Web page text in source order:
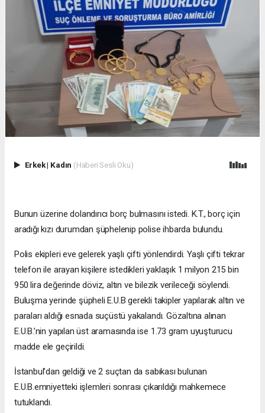
Erkek| Kadın (Haberi Sesli Oku)
Bunun üzerine dolandırıcı borç bulmasını istedi. K.T., borç için
aradığı kızı durumdan şüphelenip polise ihbarda bulundu.
Polis ekipleri eve gelerek yaşlı çifti yönlendirdi. Yaşlı çifti tekrar
telefon ile arayan kişilere istedikleri yaklaşık 1 milyon 215 bin
950 lira değerinde döviz, altın ve bilezik verileceği söylendi.
Buluşma yerinde şüpheli E.U.B gerekli takipler yapılarak altın ve
paraları aldığı esnada suçüstü yakalandı. Gözaltına alınan
E.U.B.’nin yapılan üst aramasında ise 1.73 gram uyuşturucu
madde ele geçirildi.
İstanbul’dan geldiği ve 2 suçtan da sabıkası bulunan
E.U.B.emniyetteki işlemleri sonrası çıkarıldığı mahkemece
tutuklandı.